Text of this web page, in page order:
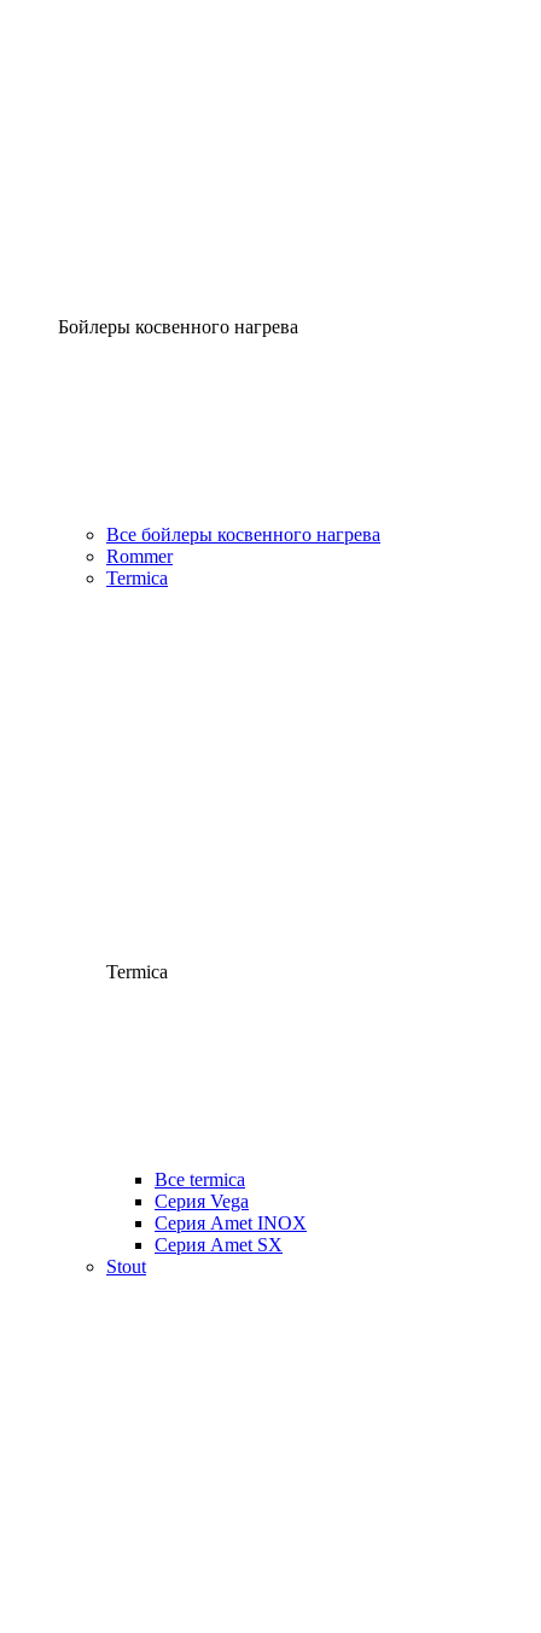
Бойлеры косвенного нагрева
Все бойлеры косвенного нагрева
Rommer
Termica
Termica
Все termica
Серия Vega
Серия Amet INOX
Серия Amet SX
Stout